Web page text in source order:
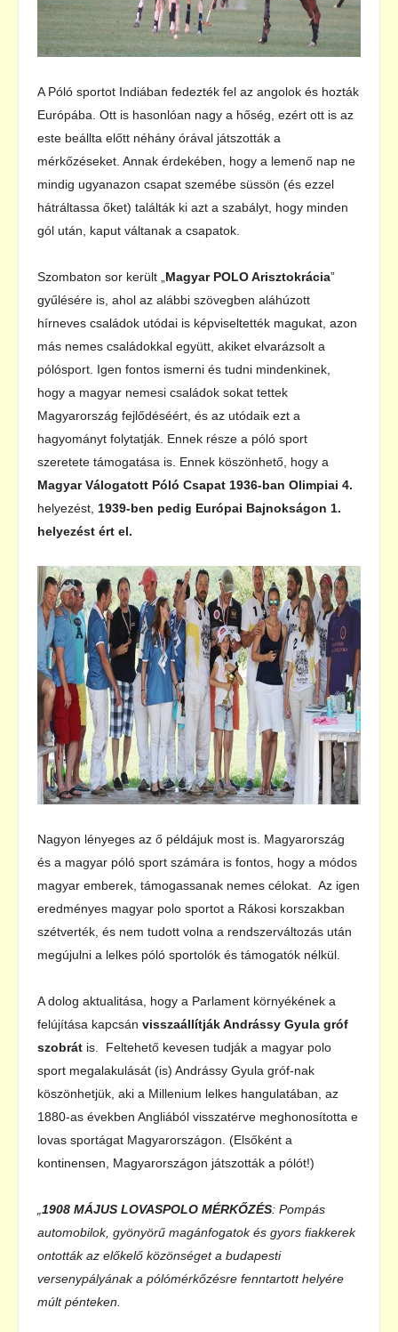
A Póló sportot Indiában fedezték fel az angolok és hozták
Európába. Ott is hasonlóan nagy a hőség, ezért ott is az
este beállta előtt néhány órával játszották a
mérkőzéseket. Annak érdekében, hogy a lemenő nap ne
mindig ugyanazon csapat szemébe süssön (és ezzel
hátráltassa őket) találták ki azt a szabályt, hogy minden
gól után, kaput váltanak a csapatok.
Szombaton sor került „ Magyar POLO Arisztokrácia”
gyűlésére is, ahol az alábbi szövegben aláhúzott
hírneves családok utódai is képviseltették magukat, azon
más nemes családokkal együtt, akiket elvarázsolt a
pólósport. Igen fontos ismerni és tudni mindenkinek,
hogy a magyar nemesi családok sokat tettek
Magyarország fejlődéséért, és az utódaik ezt a
hagyományt folytatják. Ennek része a póló sport
szeretete támogatása is. Ennek köszönhető, hogy a
Magyar Válogatott Póló Csapat 1936-ban Olimpiai 4.
helyezést, 1939-ben pedig Európai Bajnokságon 1.
helyezést ért el.
Nagyon lényeges az ő példájuk most is. Magyarország
és a magyar póló sport számára is fontos, hogy a módos
magyar emberek, támogassanak nemes célokat. Az igen
eredményes magyar polo sportot a Rákosi korszakban
szétverték, és nem tudott volna a rendszerváltozás után
megújulni a lelkes póló sportolók és támogatók nélkül.
A dolog aktualitása, hogy a Parlament környékének a
felújítása kapcsán visszaállítják Andrássy Gyula gróf
szobrát is. Feltehető kevesen tudják a magyar polo
sport megalakulását (is) Andrássy Gyula gróf-nak
köszönhetjük, aki a Millenium lelkes hangulatában, az
1880-as években Angliából visszatérve meghonosította e
lovas sportágat Magyarországon. (Elsőként a
kontinensen, Magyarországon játszották a pólót!)
1908 MÁJUS LOVASPOLO MÉRKŐZÉS: Pompás
automobilok, gyönyörű magánfogatok és gyors fiakkerek
ontották az előkelő közönséget a budapesti
versenypályának a pólómérkőzésre fenntartott helyére
múlt pénteken.